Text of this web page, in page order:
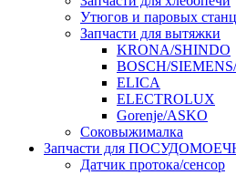
Утюгов и паровых
Запчасти для вытяжки
KRONA/SHINDO
BOSCH/
ELICA
ELECTROLUX
Gorenje/ASKO
Соковыжималка
Запчасти для
Датчик протока/сенсор